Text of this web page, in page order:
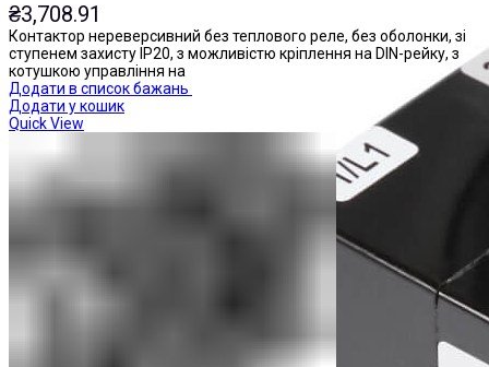
₴3,708.91
Контактор нереверсивний без теплового реле, без оболонки, зі
ступенем захисту IP20, з можливістю кріплення на DIN-рейку, з
котушкою управління на
Додати в список бажань
Додати у кошик
Quick View